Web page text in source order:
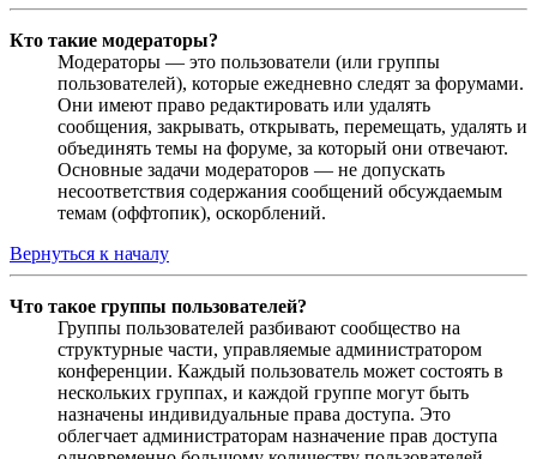
Кто такие модераторы?
Модераторы — это пользователи (или группы
пользователей), которые ежедневно следят за форумами.
Они имеют право редактировать или удалять
сообщения, закрывать, открывать, перемещать, удалять и
объединять темы на форуме, за который они отвечают.
Основные задачи модераторов — не допускать
несоответствия содержания сообщений обсуждаемым
темам (оффтопик), оскорблений.
Вернуться к началу
Что такое группы пользователей?
Группы пользователей разбивают сообщество на
структурные части, управляемые администратором
конференции. Каждый пользователь может состоять в
нескольких группах, и каждой группе могут быть
назначены индивидуальные права доступа. Это
облегчает администраторам назначение прав доступа